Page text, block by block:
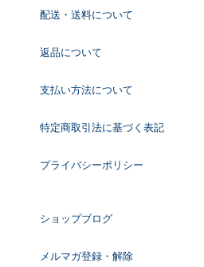
配送・送料について
返品について
支払い方法について
特定商取引法に基づく表記
プライバシーポリシー
ショップブログ
メルマガ登録・解除